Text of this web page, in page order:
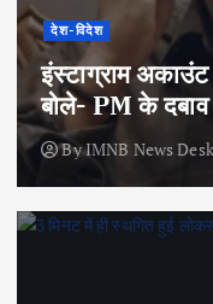
देश-विदेश
इंस्टाग्राम
बोले- PM के
ByIMNB News Desk